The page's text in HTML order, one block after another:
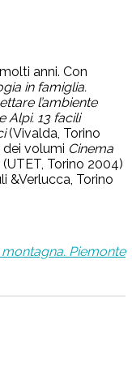
anni. Con
in famiglia.
l’ambiente
Alpi. 13 facili
(Vivalda, Torino
volumi Cinema
(UTET, Torino 2004)
&Verlucca, Torino
Piemonte